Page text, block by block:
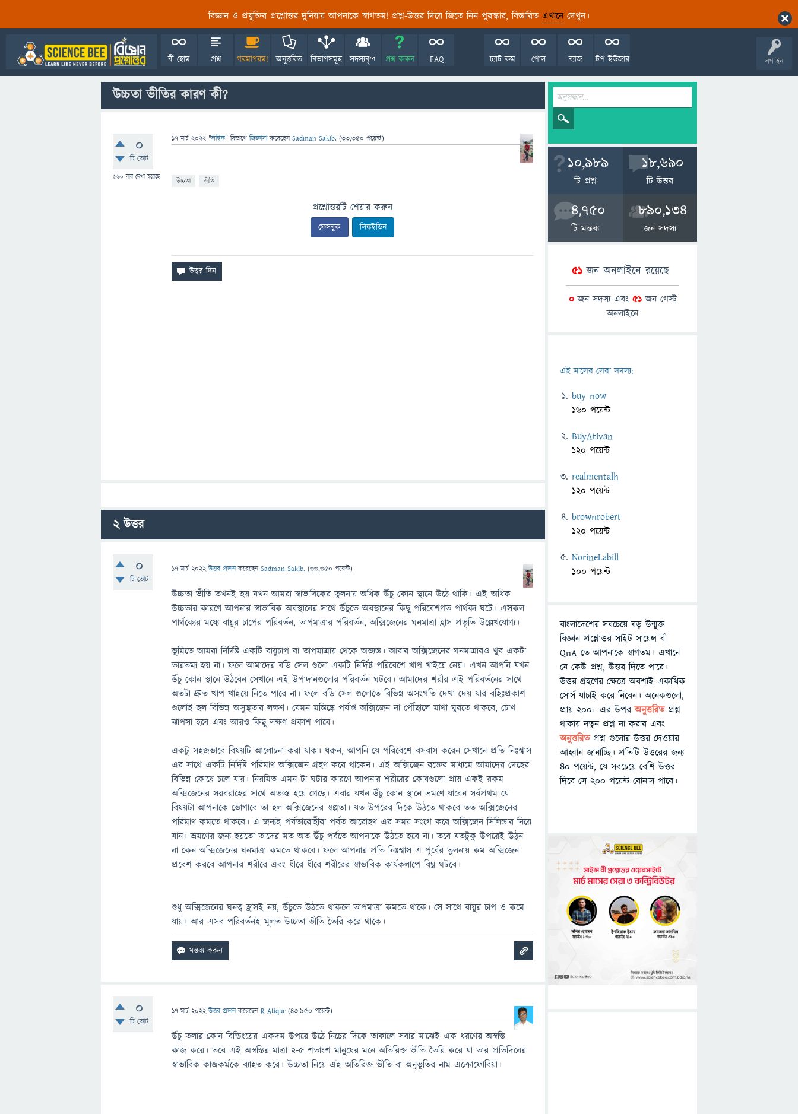
বিজ্ঞান ও প্রযুক্তির প্রশ্নোত্তর দুনিয়ায় আপনাকে স্বাগতম! প্রশ্ন-উত্তর দিয়ে জিতে নিন পুরস্কার, বিস্তারিত এখানেদেখুন।
লগ ইন
বী হোম প্রশ্ন গরমাগরম! অনুত্তরিত বিভাগসমূহ সদস্যবৃন্দ প্রশ্ন করুন FAQ টপ ইউজার
ব্যাজ
পোল
চ্যাট রুম
উচ্চতা ভীতির কারণ কী?
0
টি ভোট
560 বার দেখা হয়েছে
17 মার্চ 2022 "লাইফ" বিভাগে জিজ্ঞাসাকরেছেনSadman Sakib. (33,350 পয়েন্ট)
উচ্চতা ভীতি
প্রশ্নোত্তরটি শেয়ার করুন
ফেসবুক লিঙ্কইডিন
2উত্তর
0
টি ভোট
17 মার্চ 2022 উত্তর প্রদান করেছেনSadman Sakib. (33,350 পয়েন্ট)
উচ্চতা ভীতি তখনই হয় যখন আমরা স্বাভাবিকের তুলনায় অধিক উঁচু কোন স্থানে উঠে থাকি। এই অধিক
উচ্চতার কারণে আপনার স্বাভাবিক অবস্থানের সাথে উঁচুতে অবস্থানের কিছু পরিবেশগত পার্থক্য ঘটে। এসকল
পার্থক্যের মধ্যে বায়ুর চাপের পরিবর্তন, তাপমাত্রার পরিবর্তন, অক্সিজেনের ঘনমাত্রা হ্রাস প্রভৃতি উল্লেখযোগ্য।
ভূমিতে আমরা নির্দিষ্ট একটি বায়ুচাপ বা তাপমাত্রায় থেকে অভ্যস্ত। আবার অক্সিজেনের ঘনমাত্রারও খুব একটা
তারতম্য হয় না। ফলে আমাদের বডি সেল গুলো একটি নির্দিষ্ট পরিবেশে খাপ খাইয়ে নেয়। এখন আপনি যখন
উঁচু কোন স্থানে উঠবেন সেখানে এই উপাদানগুলোর পরিবর্তন ঘটবে। আমাদের শরীর এই পরিবর্তনের সাথে
অতটা দ্রুত খাপ খাইয়ে নিতে পারে না। ফলে বডি সেল গুলোতে বিভিন্ন অসংগতি দেখা দেয় যার বহিঃপ্রকাশ
গুলোই হল বিভিন্ন অসুস্থতার লক্ষণ। যেমন মস্তিষ্কে পর্যাপ্ত অক্সিজেন না পৌঁছালে মাথা ঘুরতে থাকবে, চোখ
ঝাপসা হবে এবং আরও কিছু লক্ষণ প্রকাশ পাবে।
একটু সহজভাবে বিষয়টি আলোচনা করা যাক। ধরুন, আপনি যে পরিবেশে বসবাস করেন সেখানে প্রতি নিঃশ্বাস
এর সাথে একটি নির্দিষ্ট পরিমাণ অক্সিজেন গ্রহণ করে থাকেন। এই অক্সিজেন রক্তের মাধ্যমে আমাদের দেহের
বিভিন্ন কোষে চলে যায়। নিয়মিত এমন টা ঘটার কারণে আপনার শরীরের কোষগুলো প্রায় একই রকম
অক্সিজেনের সরবরাহের সাথে অভ্যস্ত হয়ে গেছে। এবার যখন উঁচু কোন স্থানে ভ্রমণে যাবেন সর্বপ্রথম যে
বিষয়টা আপনাকে ভোগাবে তা হল অক্সিজেনের স্বল্পতা। যত উপরের দিকে উঠতে থাকবে তত অক্সিজেনের
পরিমাণ কমতে থাকবে। এ জন্যই পর্বতারোহীরা পর্বত আরোহণ এর সময় সংগে করে অক্সিজেন সিলিন্ডার নিয়ে
যান। ভ্রমণের জন্য হয়তো তাদের মত অত উঁচু পর্বতে আপনাকে উঠতে হবে না। তবে যতটুকু উপরেই উঠুন
না কেন অক্সিজেনের ঘনমাত্রা কমতে থাকবে। ফলে আপনার প্রতি নিঃশ্বাস এ পূর্বের তুলনায় কম অক্সিজেন
প্রবেশ করবে আপনার শরীরে এবং ধীরে ধীরে শরীরের স্বাভাবিক কার্যকলাপে বিঘ্ন ঘটবে।
শুধু অক্সিজেনের ঘনত্ব হ্রাসই নয়, উঁচুতে উঠতে থাকলে তাপমাত্রা কমতে থাকে। সে সাথে বায়ুর চাপ ও কমে
যায়। আর এসব পরিবর্তনই মূলত উচ্চতা ভীতি তৈরি করে থাকে।
0
টি ভোট
17 মার্চ 2022 উত্তর প্রদান করেছেনR Atiqur (43,950 পয়েন্ট)
উঁচু তলার কোন বিল্ডিংয়ের একদম উপরে উঠে নিচের দিকে তাকালে সবার মাঝেই এক ধরণের অস্বস্তি
কাজ করে। তবে এই অস্বস্তির মাত্রা ২-৫ শতাংশ মানুষের মনে অতিরিক্ত ভীতি তৈরি করে যা তার প্রতিদিনের
স্বাভাবিক কাজকর্মকে ব্যাহত করে। উচ্চতা নিয়ে এই অতিরিক্ত ভীতি বা অনুভূতির নাম এক্রোফোবিয়া।
10,989
টি প্রশ্ন
18,690
টি উত্তর
4,750
টি মন্তব্য
890,134
জন সদস্য
51জন অনলাইনে রয়েছে
0জন সদস্য এবং 51জন গেস্ট
অনলাইনে
এই মাসের সেরা সদস্য:
buy now
160 পয়েন্ট
BuyAtivan
120 পয়েন্ট
realmentalh
120 পয়েন্ট
brownrobert
120 পয়েন্ট
NorineLabill
100 পয়েন্ট
বাংলাদেশের সবচেয়ে বড় উন্মুক্ত
বিজ্ঞান প্রশ্নোত্তর সাইট সায়েন্স বী
QnA তে আপনাকে স্বাগতম। এখানে
যে কেউ প্রশ্ন, উত্তর দিতে পারে।
উত্তর গ্রহণের ক্ষেত্রে অবশ্যই একাধিক
সোর্স যাচাই করে নিবেন। অনেকগুলো,
প্রায় ২০০+ এর উপরঅনুত্তরিতপ্রশ্ন
থাকায় নতুন প্রশ্ন না করার এবং
অনুত্তরিত প্রশ্ন গুলোর উত্তর দেওয়ার
আহ্বান জানাচ্ছি। প্রতিটি উত্তরের জন্য
৪০ পয়েন্ট, যে সবচেয়ে বেশি উত্তর
দিবে সে ২০০ পয়েন্ট বোনাস পাবে।